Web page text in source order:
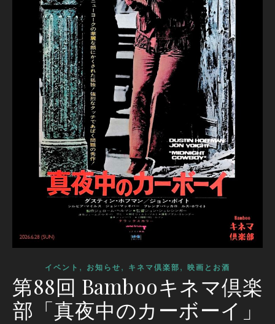
イベント , お知らせ, キネマ倶楽部, 映画とお酒
第88回 Bambooキネマ倶楽
部「真夜中のカーボーイ」